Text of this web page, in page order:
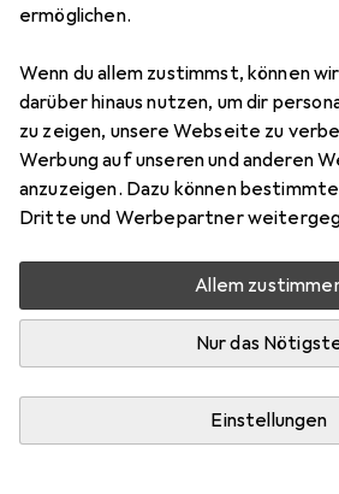
ermöglichen.
Wenn du allem zustimmst, können
darüber hinaus nutzen, um dir
zu zeigen, unsere Webseite zu
Werbung auf unseren und anderen
anzuzeigen. Dazu können
Dritte und Werbepartner
Allem
Nur das
Einstellungen
Alpen Spiralbohrer
3, 3 mm, 3.0 mm
Preis in EUR inkl. MwSt.
EUR
9,54
Bewertungen
Zwischen Di, 18.8. und Do, 20.8.
Mehr als 10 Stück an Lager beim
Benachrichtigen, wenn schneller